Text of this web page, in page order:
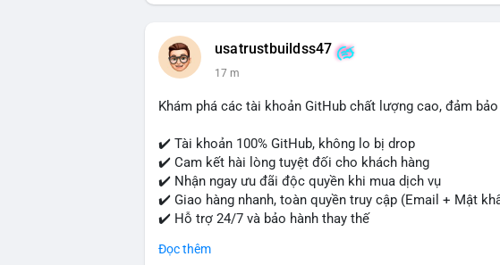
#usa #highqualityaccounts
usatrustbuildss47
17 m
Khám phá các tài khoản GitHub chất lượng cao, đảm
✔️ Tài khoản 100% GitHub, không lo bị drop
✔️ Cam kết hài lòng tuyệt đối cho khách hàng
✔️ Nhận ngay ưu đãi độc quyền khi mua dịch vụ
✔️ Giao hàng nhanh, toàn quyền truy cập (Email + Mật
✔️ Hỗ trợ 24/7 và bảo hành thay thế
Cần xác nhận đơn hàng? Liên hệ ngay để được tư vấn!
Đọc thêm